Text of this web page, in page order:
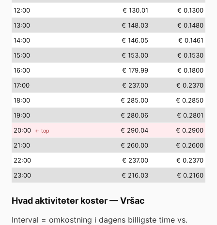
12:00 € 130.01
€ 0.1300
13:00 € 148.03
€ 0.1480
14:00 € 146.05
€ 0.1461
15:00 € 153.00
€ 0.1530
16:00 € 179.99
€ 0.1800
17:00 € 237.00
€ 0.2370
18:00 € 285.00
€ 0.2850
19:00 € 280.06
€ 0.2801
20:00 ← top € 290.04
€ 0.2900
21:00 € 260.00
€ 0.2600
22:00 € 237.00
€ 0.2370
23:00 € 216.03 € 0.2160
Hvad aktiviteter koster—Vršac
Interval = omkostning i dagens billigste time vs.